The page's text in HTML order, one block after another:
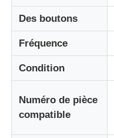
Aperçu
Produits
Des boutons
Fréquence
Condition
Numéro de pièce
compatible